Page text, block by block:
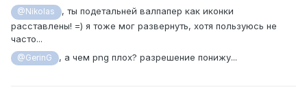
@Nikolas
, ты подетальней валпапер как иконки
расставлены! =) я тоже мог развернуть, хотя пользуюсь не
часто...
@GerinG , а чем png плох? разрешение понижу...